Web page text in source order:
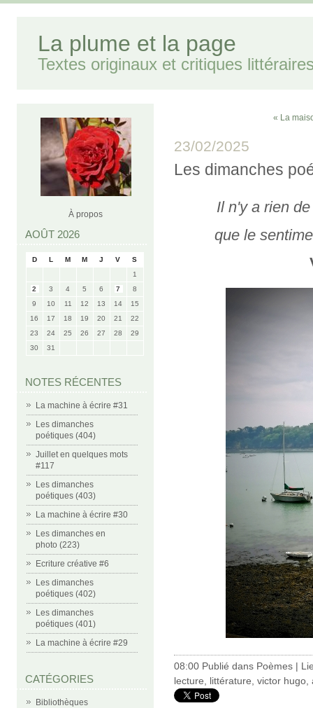
La plume et la page
Textes originaux et critiques
À propos
AOÛT 2026
D L M M J V
S
1
2
3 4 5 6 7
8
9
10 11 12 13 14
15
16
17 18 19 20 21
22
23
24 25 26 27 28
29
30
31
NOTES RÉCENTES
La machine à écrire #31
Les dimanches
poétiques (404)
Juillet en quelques mots
#117
Les dimanches
poétiques (403)
La machine à écrire #30
Les dimanches en
photo (223)
Ecriture créative #6
Les dimanches
poétiques (402)
Les dimanches
poétiques (401)
La machine à écrire #29
CATÉGORIES
Bibliothèques
« La
23/02/2025
Les dimanches
Il n'y a rien
que le
08:00 Publié dans Poèmes |
lecture
littérature victor hugo